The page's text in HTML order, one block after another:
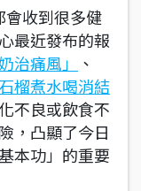
收到很多健
最近發布的報
治痛風」
、
石榴煮水喝消結
不良或飲食不
，凸顯了今日
本功」的重要